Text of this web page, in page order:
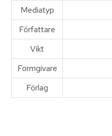
Mediatyp
Författare
Vikt
Formgivare
Förlag